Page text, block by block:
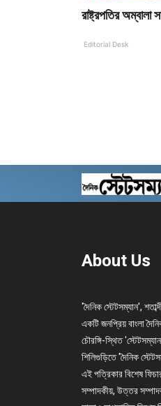
রাষ্ট্রপতির অম্বালা
Editorial Desk
About Us
'দৈনিক স্টেটসম্যান',
একটি জনপ্রিয় বাংলা
চৌরঙ্গি-স্থিত
শিলিগুড়িতে 'দৈনিক
এই পত্রিকার বিশেষ
সম্পাদকীয়, উত্তর